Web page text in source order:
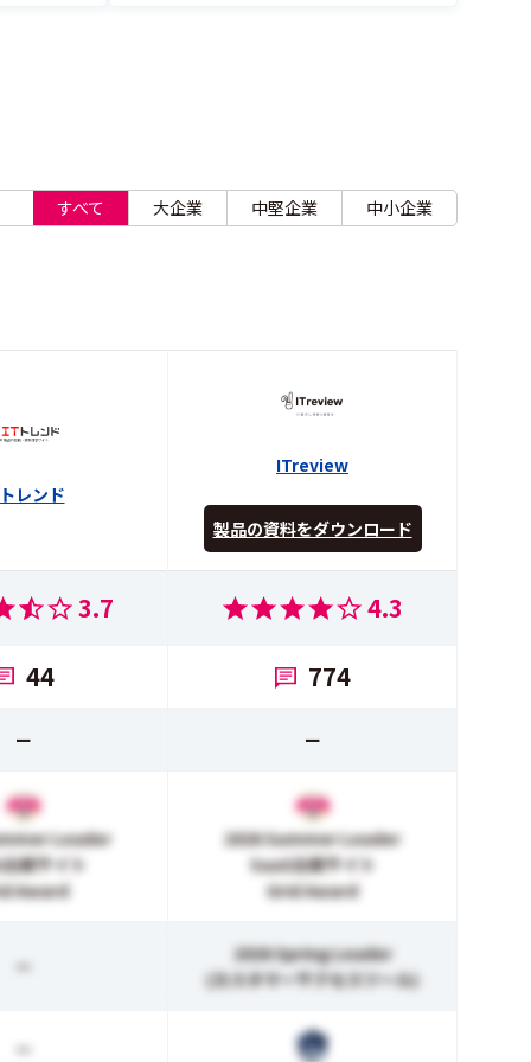
すべて 大企業 中堅企業 中小企業
レンド
ITreview
製品の資料をダウンロード
3.7
4.3
44
774
ー ー
Leader
較サイト
Award
2026 Summer Leader
SaaS比較サイト
Grid Award
ー
2026 Spring Leader
(カスタマーサクセスツール)
ー